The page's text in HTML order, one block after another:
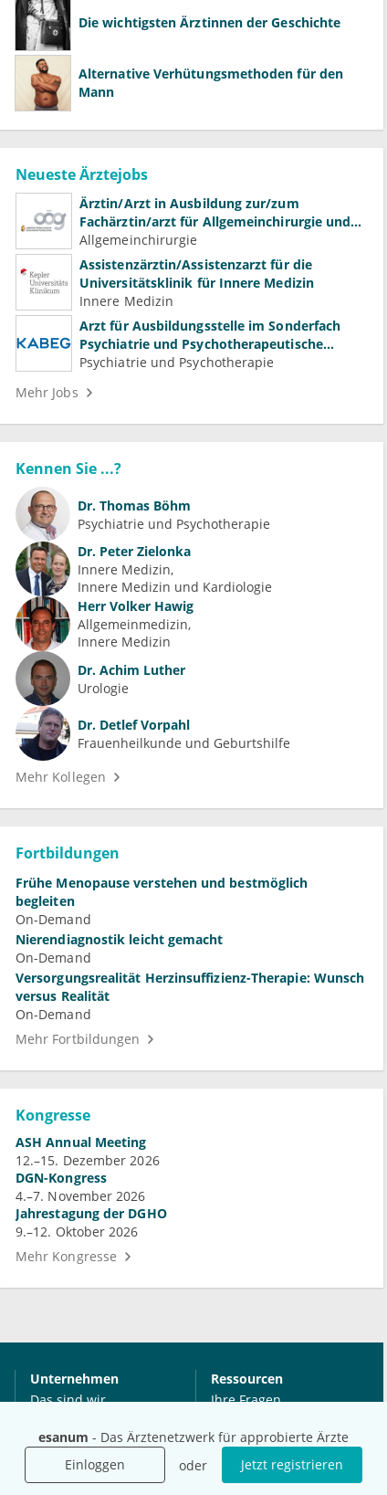
esanum - Das Ärztenetzwerk für approbierte Ärzte
Einloggen
oder Jetzt registrieren
Die wichtigsten Ärztinnen der Geschichte
Alternative Verhütungsmethoden für den
Mann
Neueste Ärztejobs
Ärztin/Arzt in Ausbildung zur/zum
Fachärztin/arzt für Allgemeinchirurgie und
Gefäßchirurgie
Allgemeinchirurgie
Assistenzärztin/Assistenzarzt für die
Universitätsklinik für Innere Medizin
Innere Medizin
Arzt für Ausbildungsstelle im Sonderfach
Psychiatrie und Psychotherapeutische
Medizin (m/w/d)
Psychiatrie und Psychotherapie
Mehr Jobs
Kennen Sie ...?
Dr. Thomas Böhm
Psychiatrie und Psychotherapie
Dr. Peter Zielonka
Innere Medizin
Innere Medizin und Kardiologie
Herr Volker Hawig
Allgemeinmedizin
Innere Medizin
Dr. Achim Luther
Urologie
Dr. Detlef Vorpahl
Frauenheilkunde und Geburtshilfe
Mehr Kollegen
Fortbildungen
Frühe Menopause verstehen und bestmöglich
begleiten
On-Demand
Nierendiagnostik leicht gemacht
On-Demand
Versorgungsrealität Herzinsuffizienz-Therapie: Wunsch
versus Realität
On-Demand
Mehr Fortbildungen
Kongresse
ASH Annual Meeting
12.–15. Dezember 2026
DGN-Kongress
4.–7. November 2026
Jahrestagung der DGHO
9.–12. Oktober 2026
Mehr Kongresse
Unternehmen
Das sind wir
Für Agenturen
Mediadaten
Ressourcen
Ihre Fragen